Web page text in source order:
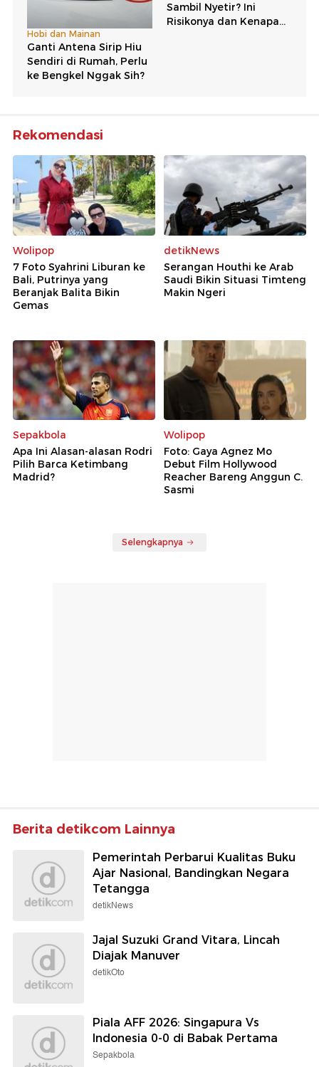
Rekomendasi
Wolipop
7 Foto Syahrini Liburan ke
Bali, Putrinya yang
Beranjak Balita Bikin
Gemas
detikNews
Serangan Houthi ke Arab
Saudi Bikin Situasi Timteng
Makin Ngeri
Sepakbola
Apa Ini Alasan-alasan Rodri
Pilih Barca Ketimbang
Madrid?
Wolipop
Foto: Gaya Agnez Mo
Debut Film Hollywood
Reacher Bareng Anggun C.
Sasmi
Selengkapnya
Berita detikcom Lainnya
Pemerintah Perbarui Kualitas Buku
Ajar Nasional, Bandingkan Negara
Tetangga
detikNews
Jajal Suzuki Grand Vitara, Lincah
Diajak Manuver
detikOto
Piala AFF 2026: Singapura Vs
Indonesia 0-0 di Babak Pertama
Sepakbola